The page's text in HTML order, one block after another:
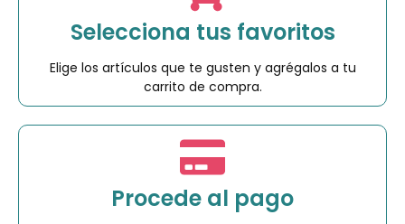
Selecciona tus favoritos
Elige los artículos que te gusten y agrégalos a tu
carrito de compra.
Procede al pago